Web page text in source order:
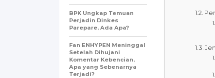
BPK Ungkap Temuan
Perjadin Dinkes
Parepare, Ada Apa?
Fan ENHYPEN Meninggal
Setelah Dihujani
Komentar Kebencian,
Apa yang Sebenarnya
Terjadi?